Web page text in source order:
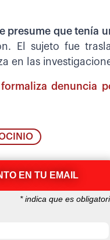
presume que tenía
El sujeto fue
en las
denuncia
EN TU EMAIL
*indica que es